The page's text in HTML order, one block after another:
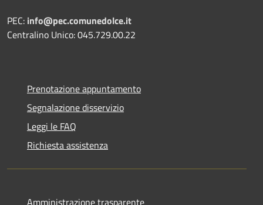
PEC: info@pec.comunedolce.it
Centralino Unico: 045.729.00.22
Prenotazione appuntamento
Segnalazione disservizio
Leggi le FAQ
Richiesta assistenza
Amministrazione trasparente